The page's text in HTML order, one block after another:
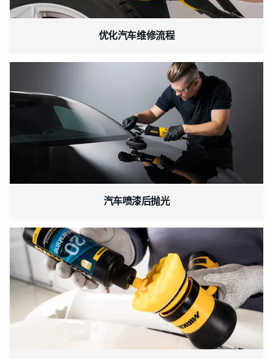
优化汽车维修流程
汽车喷漆后抛光